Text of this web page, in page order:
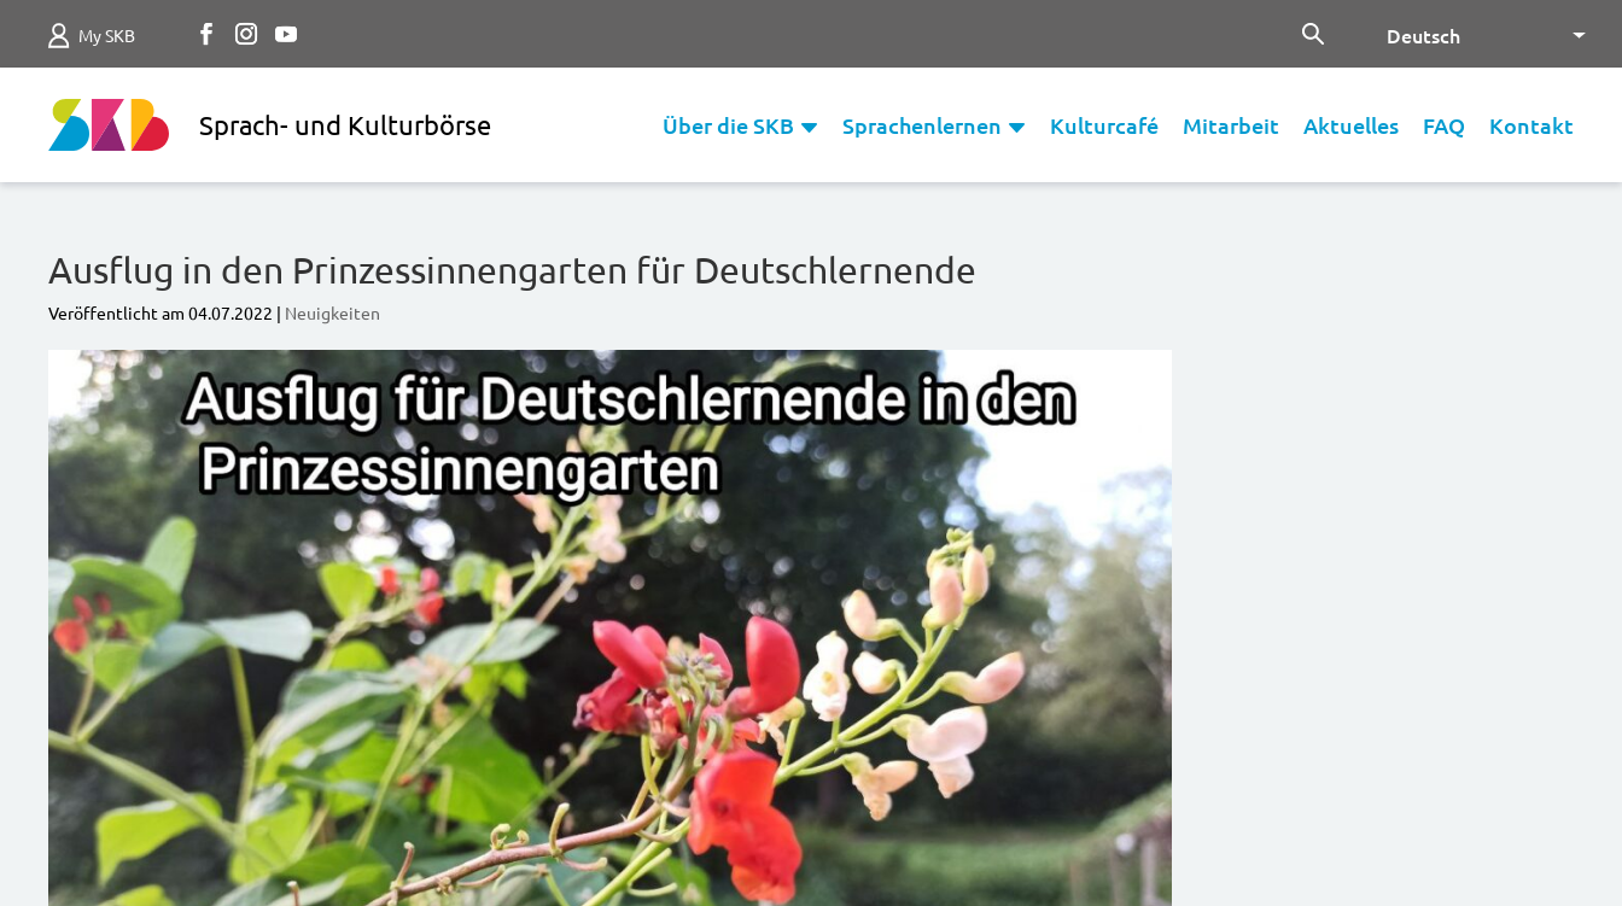
My SKB Deutsch
Sprach- und Kulturbörse Über die SKB Sprachenlernen Kulturcafé Mitarbeit Aktuelles FAQ Kontakt
Ausflug in den Prinzessinnengarten für Deutschlernende
Veröffentlicht am 04.07.2022 | Neuigkeiten